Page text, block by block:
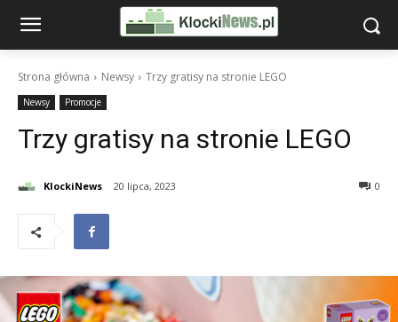
Strona główna Newsy Trzy gratisy na stronie LEGO
Newsy Promocje
Trzy gratisy na stronie LEGO
KlockiNews 20 lipca, 2023 0